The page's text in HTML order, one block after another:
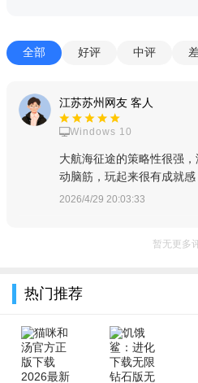
全部 好评 中评
江苏苏州网友 客人
Windows 10
大航海征途的策略性很强
动脑筋，玩起来很有成就感
2026/4/29 20:03:33
暂无更多
热门推荐